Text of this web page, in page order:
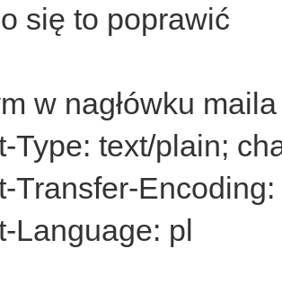
się to poprawić
w nagłówku
Type: text/plain;
Transfer-
Language: pl